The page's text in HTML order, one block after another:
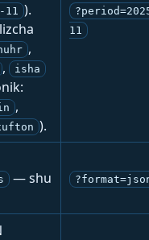
11 ).
,
, isha
,
).
11
— shu